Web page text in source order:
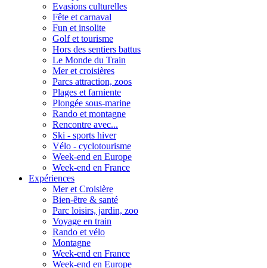
Evasions culturelles
Fête et carnaval
Fun et insolite
Golf et tourisme
Hors des sentiers battus
Le Monde du Train
Mer et croisières
Parcs attraction, zoos
Plages et farniente
Plongée sous-marine
Rando et montagne
Rencontre avec...
Ski - sports hiver
Vélo - cyclotourisme
Week-end en Europe
Week-end en France
Expériences
Mer et Croisière
Bien-être & santé
Parc loisirs, jardin, zoo
Voyage en train
Rando et vélo
Montagne
Week-end en France
Week-end en Europe